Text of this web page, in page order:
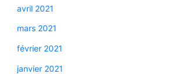
avril 2021
mars 2021
février 2021
janvier 2021